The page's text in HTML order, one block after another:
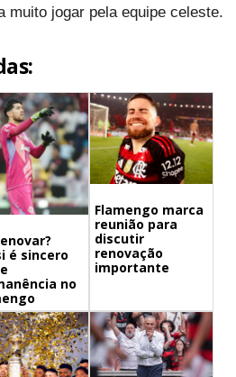
muito jogar pela equipe celeste.
é sincero
no
Flamengo marca
reunião para
discutir
renovação
importante